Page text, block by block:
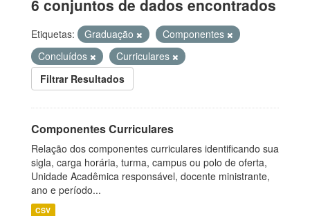
6 conjuntos de dados encontrados
Etiquetas: Graduação
Componentes
Concluídos
Curriculares
Filtrar Resultados
Componentes Curriculares
Relação dos componentes curriculares identificando sua
sigla, carga horária, turma, campus ou polo de oferta,
Unidade Acadêmica responsável, docente ministrante,
ano e período...
CSV